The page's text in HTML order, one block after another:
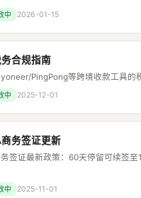
中 2026-01-15
合规指南
PingPong等跨境收款工具的
中 2025-12-01
务签证更新
务签证最新政策：60天停留可续签
中 2025-11-01